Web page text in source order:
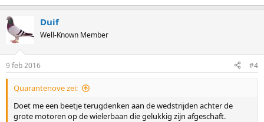
Duif
Well-Known Member
9 feb 2016 #4
Quarantenove zei:
Doet me een beetje terugdenken aan de wedstrijden achter de
grote motoren op de wielerbaan die gelukkig zijn afgeschaft.